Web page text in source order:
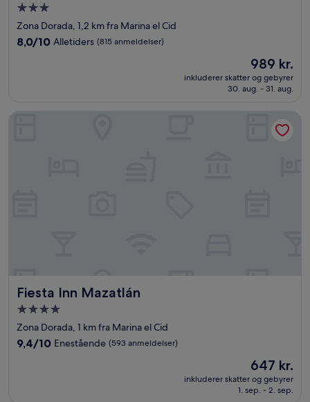
3.0-
stjernet
overnatningssted
Zona Dorada, 1,2 km fra Marina el Cid
8.0
anmeldelser)
8,0/10 Alletiders (815 anmeldelser)
Prisen
989 kr.
989 kr.
inkluderer skatter og gebyrer
30. aug. - 31. aug.
Fiesta Inn Mazatlán
Fiesta Inn Mazatlán
4.0-
stjernet
overnatningssted
Zona Dorada, 1 km fra Marina el Cid
9.4
9,4/10 Enestående (593 anmeldelser)
Prisen
er
647 kr.
647 kr.
inkluderer skatter og gebyrer
1. sep. - 2. sep.
Fiesta Inn Mazatlán